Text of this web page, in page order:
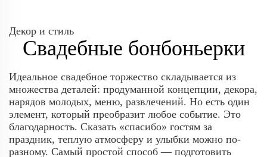
Декор и стиль
Свадебные бонбоньерки
Идеальное свадебное торжество складывается из
множества деталей: продуманной концепции, декора,
нарядов молодых, меню, развлечений. Но есть один
элемент, который преобразит любое событие. Это
благодарность. Сказать «спасибо» гостям за
праздник, теплую атмосферу и улыбки можно по-
разному. Самый простой способ — подготовить